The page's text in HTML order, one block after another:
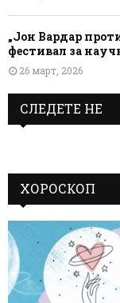
„Јон Вардар
фестивал за
26 март, 2026
СЛЕДЕТЕ НЕ
ХОРОСКОП